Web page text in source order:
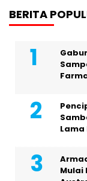
BERITA
Lama
Mulai